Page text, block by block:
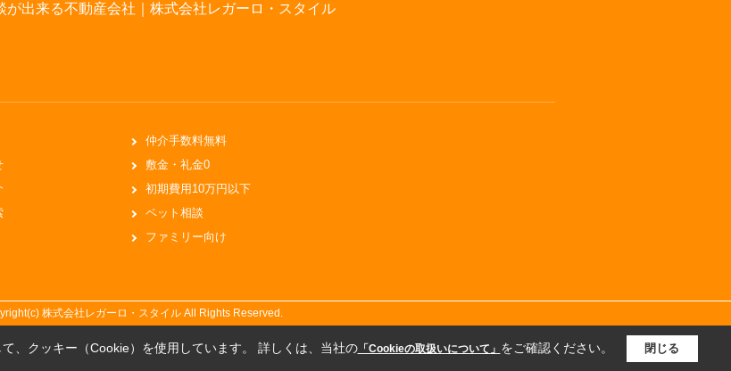
出来る不動産会社｜株式会社レガーロ・スタイル
仲介手数料無料
敷金・礼金0
初期費用10万円以下
ペット相談
ファミリー向け
株式会社レガーロ・スタイル All Rights Reserved.
、クッキー（Cookie）を使用しています。 詳しくは、当社の「Cookieの取扱いについて」 をご確認ください。 閉じる